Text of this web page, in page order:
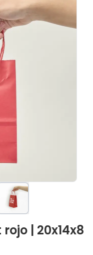
| 20x14x8